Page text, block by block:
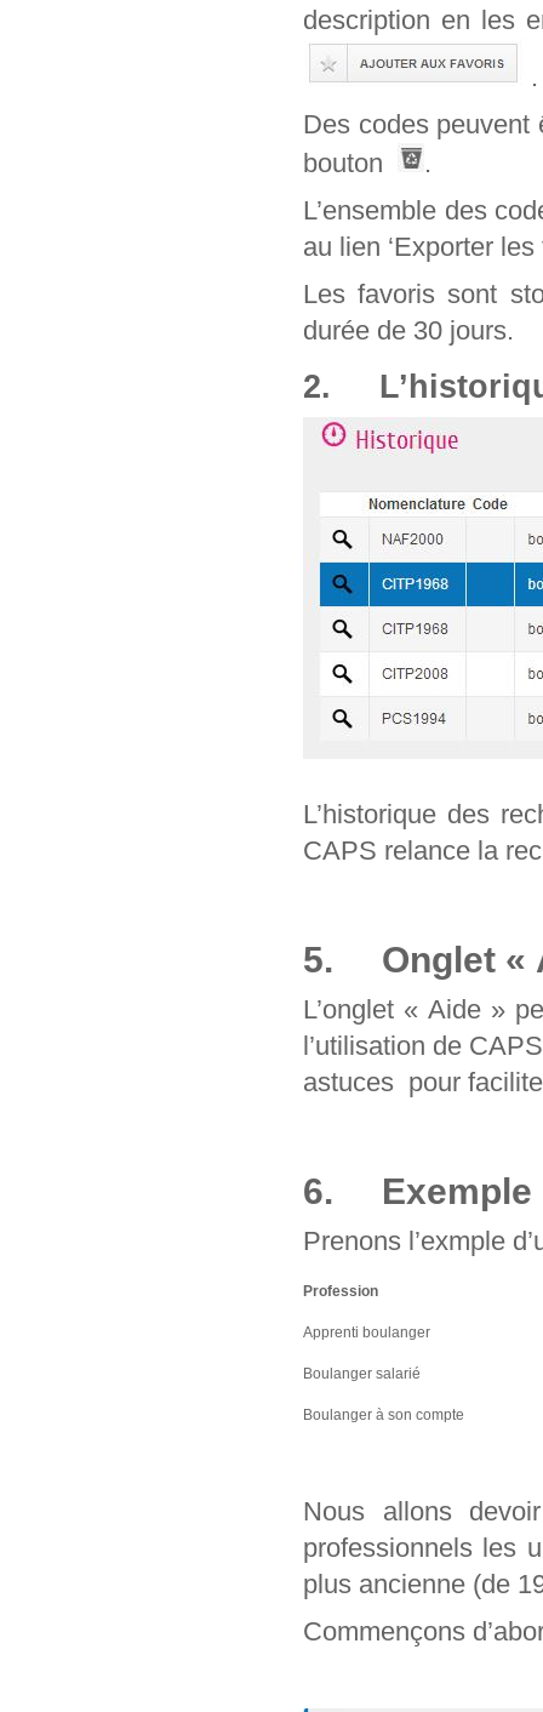
description en les
.
Des codes peuvent
bouton
.
L’ensemble des
au lien ‘Exporter les
Les favoris sont
durée de 30 jours.
2.
L’historique des
CAPS relance la
5. Onglet «
L’onglet « Aide »
l’utilisation de
astuces pour
6. Exemple
Prenons l’exmple
Profession
Apprenti boulanger
Boulanger salarié
Boulanger à son compte
Nous allons
professionnels les
plus ancienne (de
Commençons